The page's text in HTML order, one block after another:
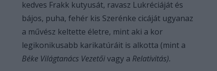
kedves Frakk kutyusát, ravasz Lukréciáját és
bájos, puha, fehér kis Szerénke cicáját ugyanaz
a művész keltette életre, mint aki a kor
legikonikusabb karikatúráit is alkotta (mint a
Béke Világtanács Vezetőivagy a Relativitás).